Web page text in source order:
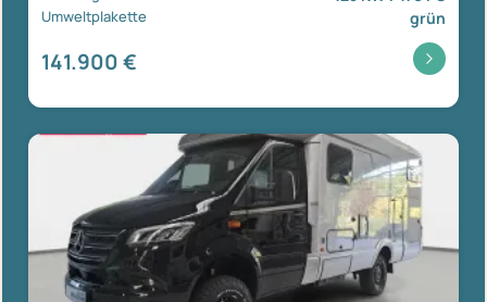
Umweltplakette grün
141.900 €